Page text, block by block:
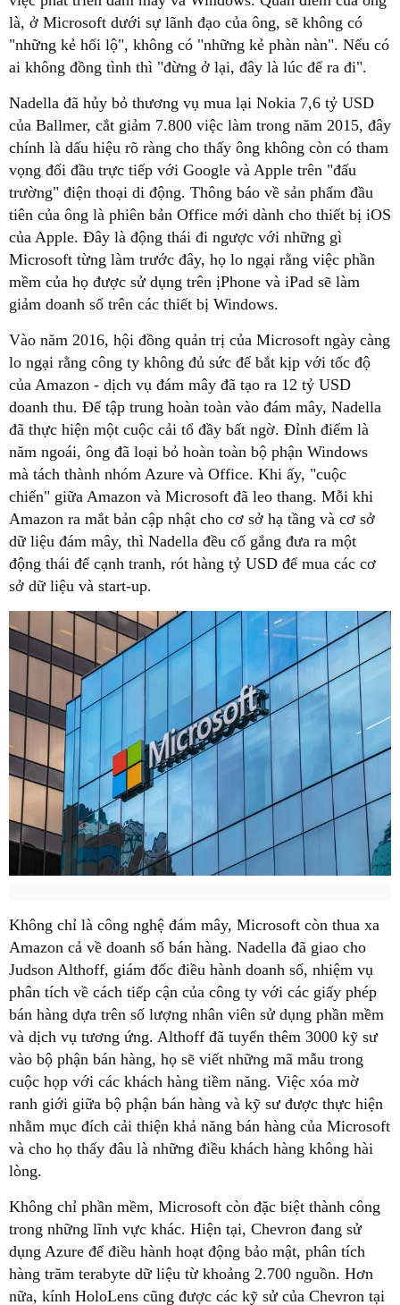
là, ở Microsoft dưới sự lãnh đạo của ông, sẽ không có
"những kẻ hối lộ", không có "những kẻ phàn nàn". Nếu có
ai không đồng tình thì "đừng ở lại, đây là lúc để ra đi".
Nadella đã hủy bỏ thương vụ mua lại Nokia 7,6 tỷ USD
của Ballmer, cắt giảm 7.800 việc làm trong năm 2015, đây
chính là dấu hiệu rõ ràng cho thấy ông không còn có tham
vọng đối đầu trực tiếp với Google và Apple trên "đấu
trường" điện thoại di động. Thông báo về sản phẩm đầu
tiên của ông là phiên bản Office mới dành cho thiết bị iOS
của Apple. Đây là động thái đi ngược với những gì
Microsoft từng làm trước đây, họ lo ngại rằng việc phần
mềm của họ được sử dụng trên ịPhone và iPad sẽ làm
giảm doanh số trên các thiết bị Windows.
Vào năm 2016, hội đồng quản trị của Microsoft ngày càng
lo ngại rằng công ty không đủ sức để bắt kịp với tốc độ
của Amazon - dịch vụ đám mây đã tạo ra 12 tỷ USD
doanh thu. Để tập trung hoàn toàn vào đám mây, Nadella
đã thực hiện một cuộc cải tổ đầy bất ngờ. Đỉnh điểm là
năm ngoái, ông đã loại bỏ hoàn toàn bộ phận Windows
mà tách thành nhóm Azure và Office. Khi ấy, "cuộc
chiến" giữa Amazon và Microsoft đã leo thang. Mỗi khi
Amazon ra mắt bản cập nhật cho cơ sở hạ tầng và cơ sở
dữ liệu đám mây, thì Nadella đều cố gắng đưa ra một
động thái để cạnh tranh, rót hàng tỷ USD để mua các cơ
sở dữ liệu và start-up.
Không chỉ là công nghệ đám mây, Microsoft còn thua xa
Amazon cả về doanh số bán hàng. Nadella đã giao cho
Judson Althoff, giám đốc điều hành doanh số, nhiệm vụ
phân tích về cách tiếp cận của công ty với các giấy phép
bán hàng dựa trên số lượng nhân viên sử dụng phần mềm
và dịch vụ tương ứng. Althoff đã tuyển thêm 3000 kỹ sư
vào bộ phận bán hàng, họ sẽ viết những mã mẫu trong
cuộc họp với các khách hàng tiềm năng. Việc xóa mờ
ranh giới giữa bộ phận bán hàng và kỹ sư được thực hiện
nhằm mục đích cải thiện khả năng bán hàng của Microsoft
và cho họ thấy đâu là những điều khách hàng không hài
lòng.
Không chỉ phần mềm, Microsoft còn đặc biệt thành công
trong những lĩnh vực khác. Hiện tại, Chevron đang sử
dụng Azure để điều hành hoạt động bảo mật, phân tích
hàng trăm terabyte dữ liệu từ khoảng 2.700 nguồn. Hơn
nữa, kính HoloLens cũng được các kỹ sử của Chevron tại